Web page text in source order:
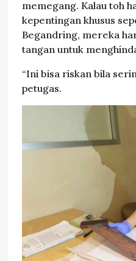
memegang. Kalau toh
kepentingan khusus
Begandring, mereka
tangan untuk
“Ini bisa riskan bila
petugas.